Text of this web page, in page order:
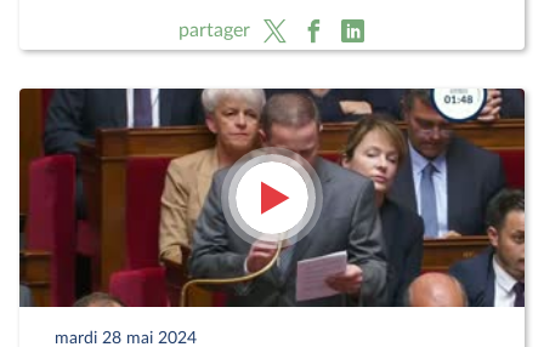
partager
mardi 28 mai 2024